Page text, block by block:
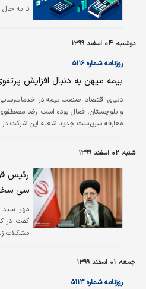
تا به حال
دوشنبه، ۰۴ اسفند ۱۳۹۹
روزنامه شماره ۵۱۱۶
بیمه میهن به دنبال افزایش
دنیای اقتصاد: صنعت بیمه در
و بلوچستان، فعال بوده است. رضا
معارفه سرپرست جدید شعبه این شرکت در
استان برای ظرفیت‌سازی و ترویج فرهنگ
این اهداف توجه شود.
شنبه، ۰۲ اسفند ۱۳۹۹
رئیس
سی سخت
مهر: سید
گفت: در
مشکلات
جمعه، ۰۱ اسفند ۱۳۹۹
روزنامه شماره ۵۱۱۳